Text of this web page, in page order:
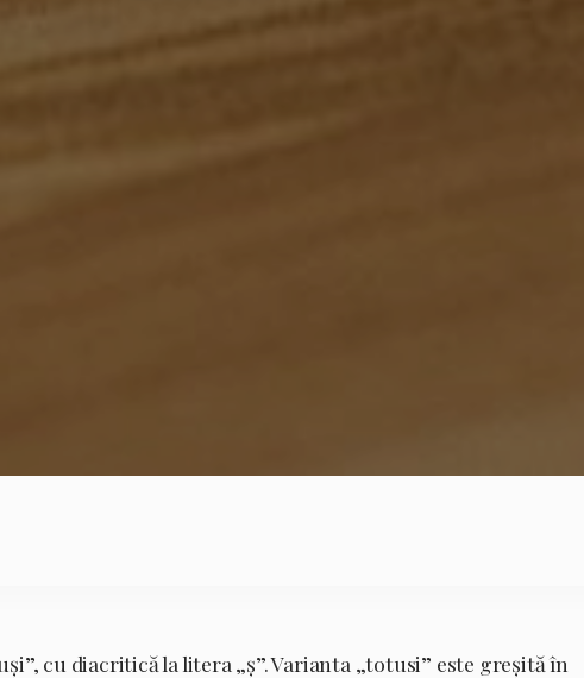
cu diacritică la litera „ș”. Varianta „totusi” este greșită în